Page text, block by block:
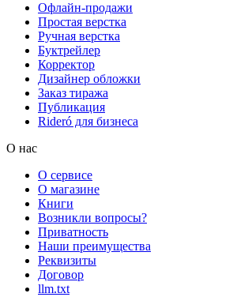
Офлайн-продажи
Простая верстка
Ручная верстка
Буктрейлер
Корректор
Дизайнер обложки
Заказ тиража
Публикация
Rideró для бизнеса
О нас
О сервисе
О магазине
Книги
Возникли вопросы?
Приватность
Наши преимущества
Реквизиты
Договор
llm.txt